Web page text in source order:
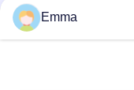
umfassende Lösung
Emma